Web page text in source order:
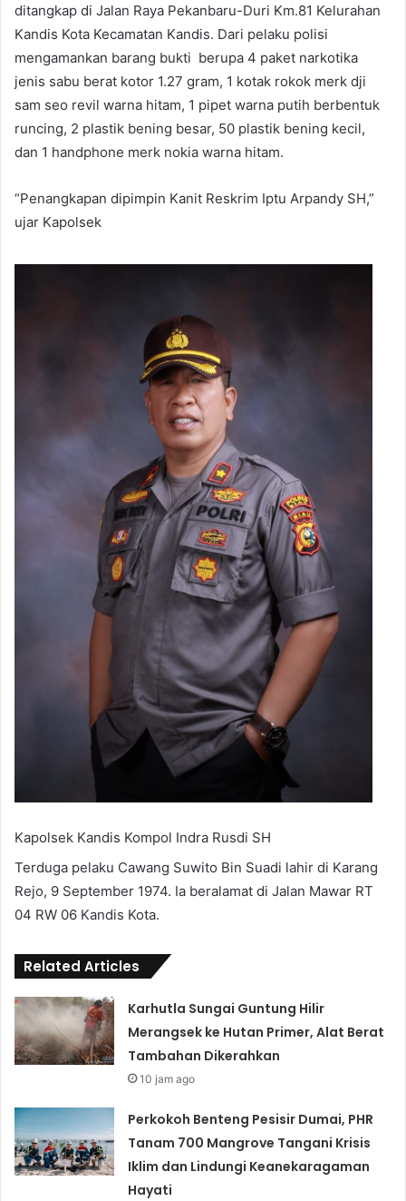
ditangkap di Jalan Raya Pekanbaru-Duri Km.81 Kelurahan
Kandis Kota Kecamatan Kandis. Dari pelaku polisi
mengamankan barang bukti berupa 4 paket narkotika
jenis sabu berat kotor 1.27 gram, 1 kotak rokok merk dji
sam seo revil warna hitam, 1 pipet warna putih berbentuk
runcing, 2 plastik bening besar, 50 plastik bening kecil,
dan 1 handphone merk nokia warna hitam.
“Penangkapan dipimpin Kanit Reskrim Iptu Arpandy SH,”
ujar Kapolsek
Kapolsek Kandis Kompol Indra Rusdi SH
Terduga pelaku Cawang Suwito Bin Suadi lahir di Karang
Rejo, 9 September 1974. Ia beralamat di Jalan Mawar RT
04 RW 06 Kandis Kota.
Related Articles
Karhutla Sungai Guntung Hilir
Merangsek ke Hutan Primer, Alat Berat
Tambahan Dikerahkan
10 jam ago
Perkokoh Benteng Pesisir Dumai, PHR
Tanam 700 Mangrove Tangani Krisis
Iklim dan Lindungi Keanekaragaman
Hayati